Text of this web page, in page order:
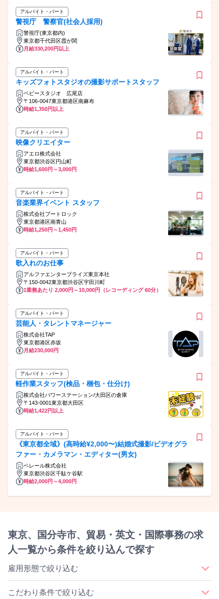
アルバイト・パート
警視庁 警察官(社会人採用)
警視庁(東京都内)
東京都千代田区霞が関
月給330,200円以上
アルバイト・パート
キッズフォトスタジオの撮影サポートスタッフ
ベビースタジオ 広尾店
〒106-0047東京都港区南麻布
時給1,350円以上
アルバイト・パート
映像クリエイター
アエロ株式会社
東京都渋谷区円山町
時給1,600円～3,000円
アルバイト・パート
音楽業界イベント スタッフ
株式会社ブートロック
東京都港区南青山
時給1,250円～1,450円
アルバイト・パート
歌入れのお仕事
アルファエンタープライズ東京本社
〒150-0042東京都渋谷区宇田川町
1業務あたり 2,000円～10,000円（レコーディング 60分）
アルバイト・パート
芸能人・タレントマネージャー
株式会社TAP
東京都港区赤坂
月給230,000円
アルバイト・パート
軽作業スタッフ(検品・梱包・仕分け)
株式会社パワーステーション/大田区の倉庫
〒143-0001東京都大田区
時給1,422円以上
アルバイト・パート
《東京都全域》(高時給¥2,000〜)結婚式撮影/ビデオグラ
ファー・カメラマン・エディター(男女)
ベレール株式会社
東京都渋谷区千駄ケ谷駅
時給2,000円～4,000円
東京、国分寺市、貿易・英文・国際事務の求
人一覧から条件を絞り込んで探す
雇用形態で絞り込む
こだわり条件で絞り込む